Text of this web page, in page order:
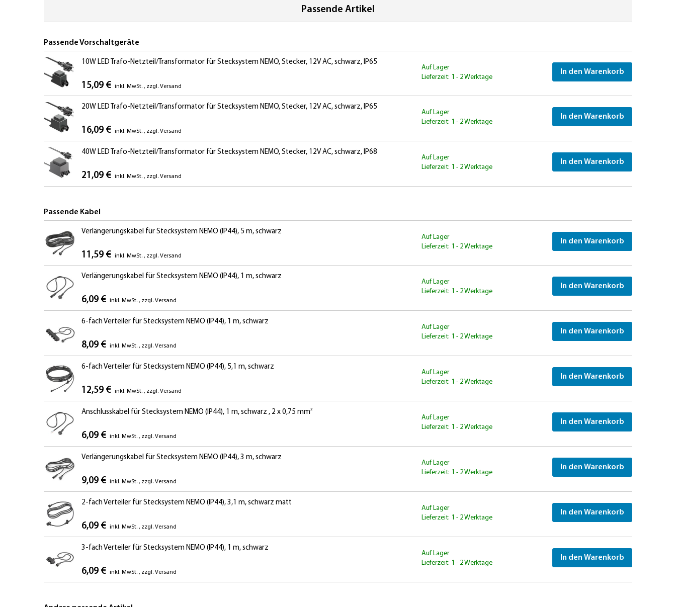
Passende Artikel
Passende Vorschaltgeräte
10W LED Trafo-Netzteil/Transformator für Stecksystem NEMO, Stecker, 12V AC, schwarz, IP65
15,09 € inkl. MwSt. , zzgl. Versand
Auf Lager
Lieferzeit: 1 - 2 Werktage
In den Warenkorb
20W LED Trafo-Netzteil/Transformator für Stecksystem NEMO, Stecker, 12V AC, schwarz, IP65
16,09 € inkl. MwSt. , zzgl. Versand
Auf Lager
Lieferzeit: 1 - 2 Werktage
In den Warenkorb
40W LED Trafo-Netzteil/Transformator für Stecksystem NEMO, Stecker, 12V AC, schwarz, IP68
21,09 € inkl. MwSt. , zzgl. Versand
Auf Lager
Lieferzeit: 1 - 2 Werktage
In den Warenkorb
Passende Kabel
Verlängerungskabel für Stecksystem NEMO (IP44), 5 m, schwarz
11,59 € inkl. MwSt. , zzgl. Versand
Auf Lager
Lieferzeit: 1 - 2 Werktage
In den Warenkorb
Verlängerungskabel für Stecksystem NEMO (IP44), 1 m, schwarz
6,09 € inkl. MwSt. , zzgl. Versand
Auf Lager
Lieferzeit: 1 - 2 Werktage
In den Warenkorb
6-fach Verteiler für Stecksystem NEMO (IP44), 1 m, schwarz
8,09 € inkl. MwSt. , zzgl. Versand
Auf Lager
Lieferzeit: 1 - 2 Werktage
In den Warenkorb
6-fach Verteiler für Stecksystem NEMO (IP44), 5,1 m, schwarz
12,59 € inkl. MwSt. , zzgl. Versand
Auf Lager
Lieferzeit: 1 - 2 Werktage
In den Warenkorb
Anschlusskabel für Stecksystem NEMO (IP44), 1 m, schwarz , 2 x 0,75 mm²
6,09 € inkl. MwSt. , zzgl. Versand
Auf Lager
Lieferzeit: 1 - 2 Werktage
In den Warenkorb
Verlängerungskabel für Stecksystem NEMO (IP44), 3 m, schwarz
9,09 € inkl. MwSt. , zzgl. Versand
Auf Lager
Lieferzeit: 1 - 2 Werktage
In den Warenkorb
2-fach Verteiler für Stecksystem NEMO (IP44), 3,1 m, schwarz matt
6,09 € inkl. MwSt. , zzgl. Versand
Auf Lager
Lieferzeit: 1 - 2 Werktage
In den Warenkorb
3-fach Verteiler für Stecksystem NEMO (IP44), 1 m, schwarz
6,09 € inkl. MwSt. , zzgl. Versand
Auf Lager
Lieferzeit: 1 - 2 Werktage
In den Warenkorb